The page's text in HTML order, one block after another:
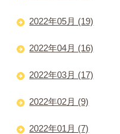
2022年05月 (19)
2022年04月 (16)
2022年03月 (17)
2022年02月 (9)
2022年01月 (7)